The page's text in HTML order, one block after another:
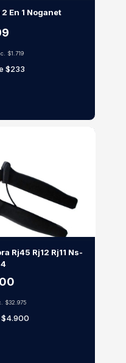
En 1 Noganet
$1.719
$233
Rj45 Rj12 Rj11 Ns-
$32.975
$4.900